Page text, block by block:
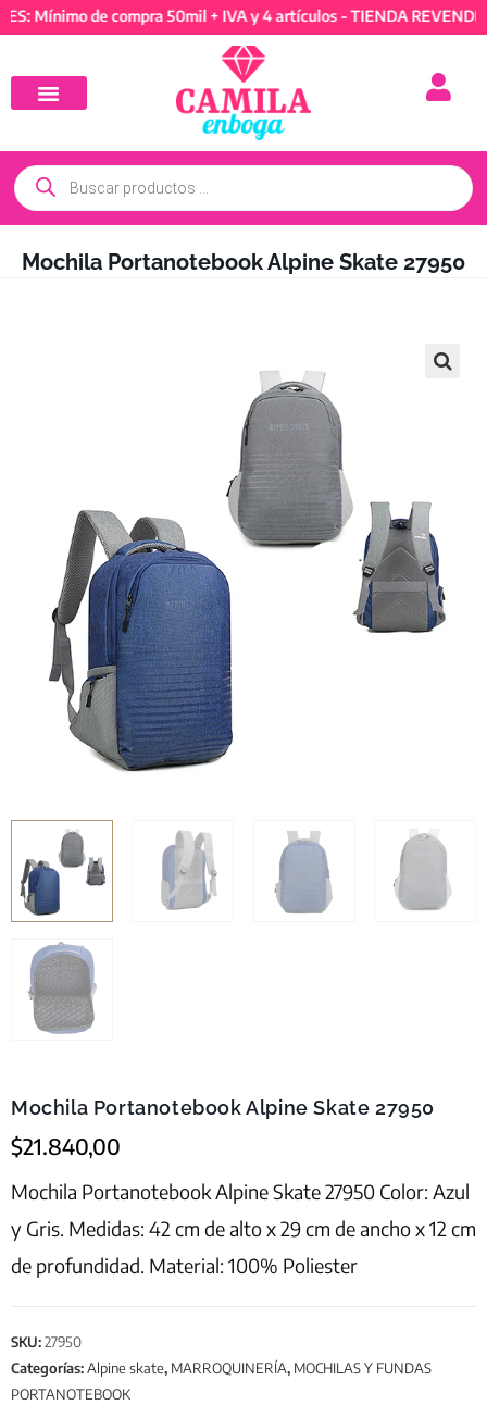
Mínimo de compra 50mil + IVA y 4 artículos - TIENDA
Mochila Portanotebook Alpine Skate 27950
Mochila Portanotebook Alpine Skate 27950
$21.840,00
Mochila Portanotebook Alpine Skate 27950 Color: Azul
y Gris. Medidas: 42 cm de alto x 29 cm de ancho x 12 cm
de profundidad. Material: 100% Poliester
SKU:27950
Categorías:Alpine skate, MARROQUINERÍA, MOCHILAS Y FUNDAS
PORTANOTEBOOK